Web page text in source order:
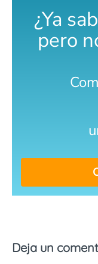
¿Ya
pero
Deja un